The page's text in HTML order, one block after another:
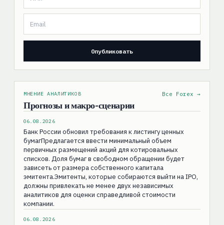
МНЕНИЕ АНАЛИТИКОВ
Прогнозы и макро-сценарии
Все Forex →
06.08.2026
Банк России обновил требования к листингу ценных
бумагПредлагается ввести минимальный объем
первичных размещений акций для котировальных
списков. Доля бумаг в свободном обращении будет
зависеть от размера собственного капитала
эмитента.Эмитенты, которые собираются выйти на IPO,
должны привлекать не менее двух независимых
аналитиков для оценки справедливой стоимости
компании.
06.08.2026